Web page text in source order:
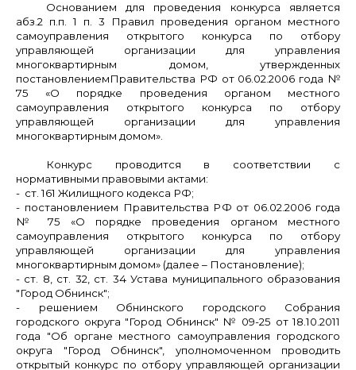
Основанием для проведения конкурса является
абз.2 п.п. 1 п. 3 Правил проведения органом местного
самоуправления открытого конкурса по отбору
управляющей организации для управления
многоквартирным домом, утвержденных
постановлениемПравительства РФ от 06.02.2006 года №
75 «О порядке проведения органом местного
самоуправления открытого конкурса по отбору
управляющей организации для управления
многоквартирным домом».
Конкурс проводится в соответствии с
нормативными правовыми актами:
- ст. 161 Жилищного кодекса РФ;
- постановлением Правительства РФ от 06.02.2006 года
№ 75 «О порядке проведения органом местного
самоуправления открытого конкурса по отбору
управляющей организации для управления
многоквартирным домом» (далее – Постановление);
- ст. 8, ст. 32, ст. 34 Устава муниципального образования
"Город Обнинск";
- решением Обнинского городского Собрания
городского округа "Город Обнинск" № 09-25 от 18.10.2011
года "Об органе местного самоуправления городского
округа "Город Обнинск", уполномоченном проводить
открытый конкурс по отбору управляющей организации